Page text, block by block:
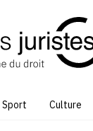
Sport Culture